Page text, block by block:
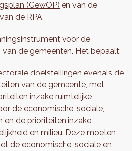
(GewOP) en van de
de RPA.
voor de
de gemeenten. Het bepaalt:
doelstellingen evenals de
van de gemeente, met
inzake ruimtelijke
de economische, sociale,
en de prioriteiten inzake
en milieu. Deze moeten
de economische, sociale en